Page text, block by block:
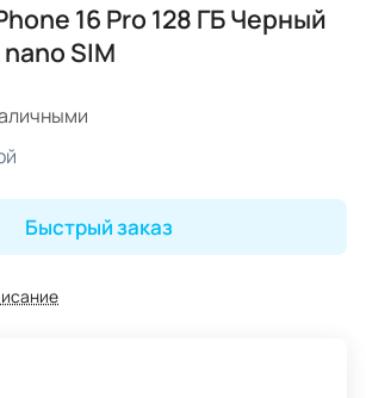
16 Pro 128 ГБ Черный
SIM
Быстрый заказ